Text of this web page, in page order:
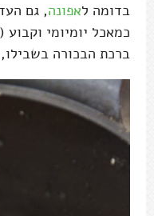
בדומה לאפונה, גם
כמאכל יומיומי
ברכת הבכורה